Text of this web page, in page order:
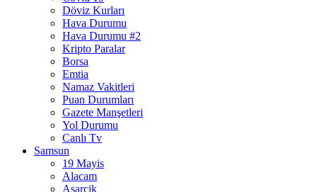
Döviz Kurları
Hava Durumu
Hava Durumu #2
Kripto Paralar
Borsa
Emtia
Namaz Vakitleri
Puan Durumları
Gazete Manşetleri
Yol Durumu
Canlı Tv
Samsun
19 Mayis
Alacam
Asarcik